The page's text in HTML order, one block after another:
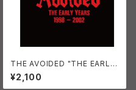
THE AVOIDED "THE EARLY
YEARS 1998-2002"（CD）20
16/10/26 THE PRISONER
¥2,100